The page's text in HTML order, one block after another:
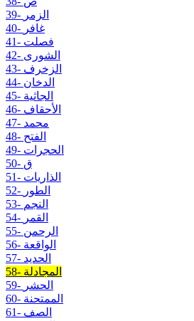
39- الزمر
40- غافر
41- فصلت
42- الشورى
43- الزخرف
44- الدخان
45- الجاثية
46- الأحقاف
47- محمد
48- الفتح
49- الحجرات
50- ق
51- الذاريات
52- الطور
53- النجم
54- القمر
55- الرحمن
56- الواقعة
57- الحديد
58- المجادلة
59- الحشر
60- الممتحنة
61- الصف